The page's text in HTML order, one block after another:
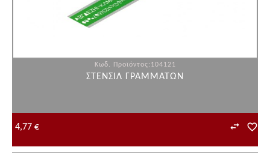
Κωδ. Προϊόντος:104121
ΣΤΕΝΣΙΛ ΓΡΑΜΜΑΤΩΝ
4,77 €